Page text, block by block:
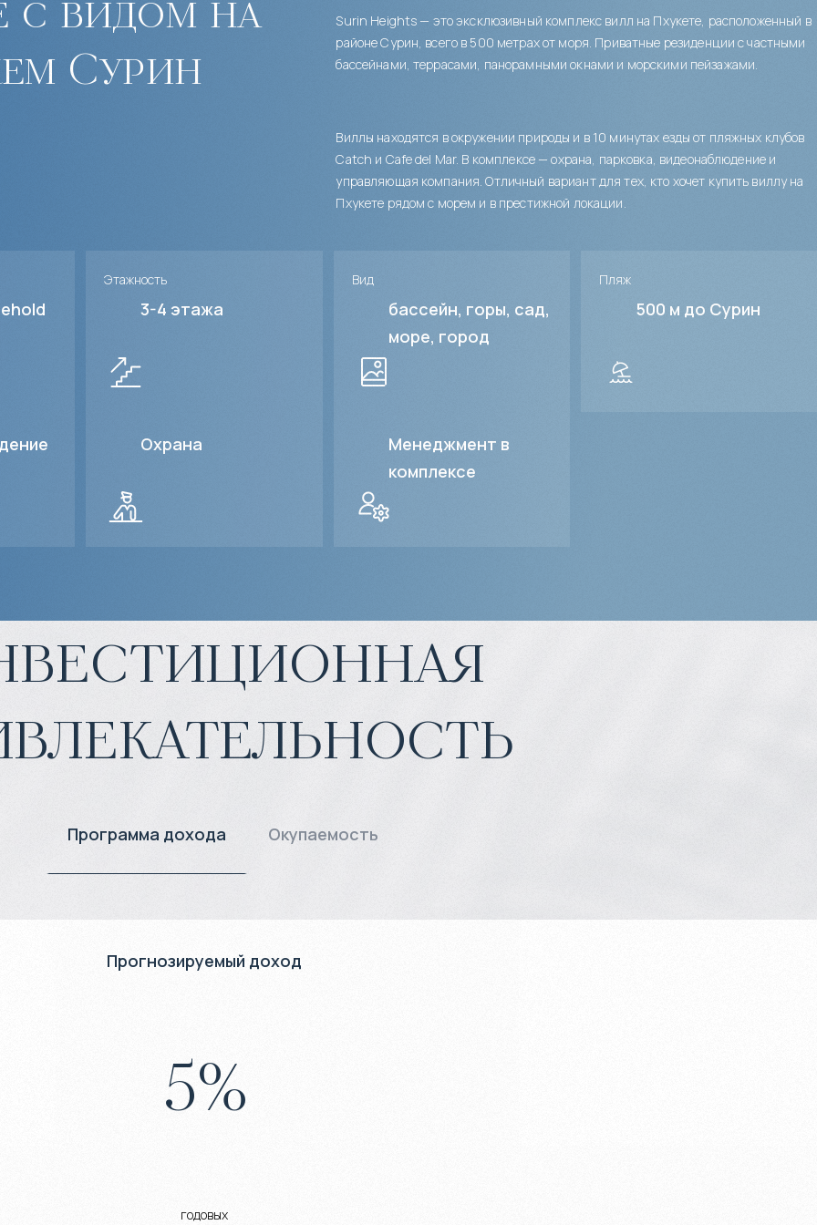
с видом на
Сурин
Surin Heights — это эксклюзивный комплекс вилл на Пхукете, расположенный в
районе Сурин, всего в 500 метрах от моря. Приватные резиденции с частными
бассейнами, террасами, панорамными окнами и морскими пейзажами.
Виллы находятся в окружении природы и в 10 минутах езды от пляжных клубов
Catch и Cafe del Mar. В комплексе — охрана, парковка, видеонаблюдение и
управляющая компания. Отличный вариант для тех, кто хочет купить виллу на
Пхукете рядом с морем и в престижной локации.
Этажность
3-4 этажа
Вид
бассейн, горы, сад,
море, город
Пляж
500 м до Сурин
Охрана
Менеджмент в
комплексе
Программа дохода Окупаемость
Прогнозируемый доход
5%
годовых